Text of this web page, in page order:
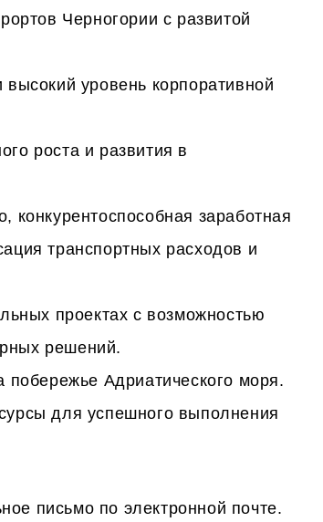
Черногории с развитой
уровень корпоративной
роста и развития в
конкурентоспособная заработная
транспортных расходов и
проектах с возможностью
решений.
побережье Адриатического моря.
для успешного выполнения
письмо по электронной почте.